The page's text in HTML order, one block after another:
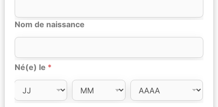
Nom de naissance
Né(e) le *